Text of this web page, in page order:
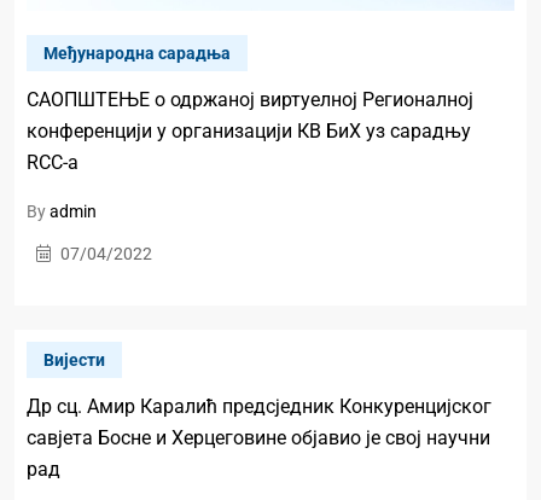
Mеђународна сарадња
САОПШТЕЊЕ о одржаној виртуелној Регионалној
конференцији у организацији КВ БиХ уз сарадњу
RCC-а
Byadmin
07/04/2022
Вијести
Др сц. Амир Каралић предсједник Конкуренцијског
савјета Босне и Херцеговине објавио је свој научни
рад